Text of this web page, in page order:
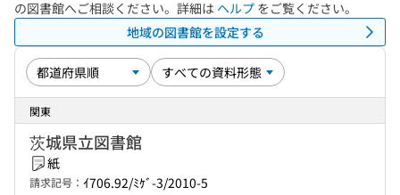
の図書館へご相談ください。詳細は ヘルプ をご覧ください。
地域の図書館を設定する
関東
茨城県立図書館
紙
請求記号： ｲ706.92/ﾐｹﾞ-3/2010-5